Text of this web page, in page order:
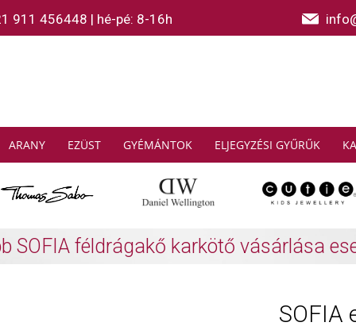
911 456448 | hé-pé: 8-16h
ARANY EZÜST GYÉMÁNTOK ELJEGYZÉSI GYŰRŰK
SABO: Gyűjtsön és spóroljon További
SOFIA